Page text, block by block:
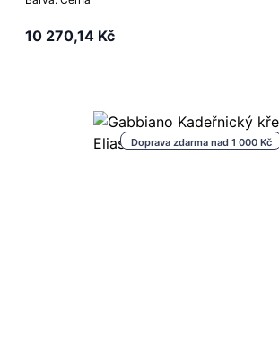
10 270,14 Kč
Doprava zdarma nad 1 000 Kč